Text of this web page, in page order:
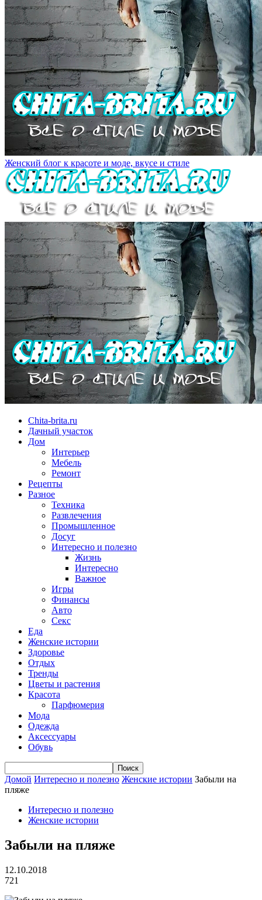
Женский блог к красоте и моде, вкусе и стиле
Chita-brita.ru
Дачный участок
Дом
Интерьер
Мебель
Ремонт
Рецепты
Разное
Техника
Развлечения
Промышленное
Досуг
Интересно и полезно
Жизнь
Интересно
Важное
Игры
Финансы
Авто
Секс
Еда
Женские истории
Здоровье
Отдых
Тренды
Цветы и растения
Красота
Парфюмерия
Мода
Одежда
Аксессуары
Обувь
Домой Интересно и полезно Женские истории Забыли на
пляже
Интересно и полезно
Женские истории
Забыли на пляже
12.10.2018
721